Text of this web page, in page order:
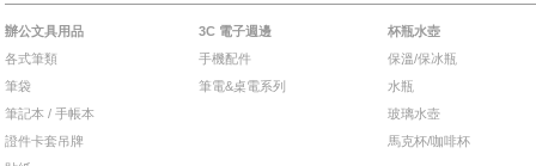
辦公文具用品
各式筆類
筆袋
筆記本 / 手帳本
證件卡套吊牌
3C 電子週邊
手機配件
筆電&桌電系列
杯瓶水壺
保溫/保冰瓶
水瓶
玻璃水壺
馬克杯/咖啡杯